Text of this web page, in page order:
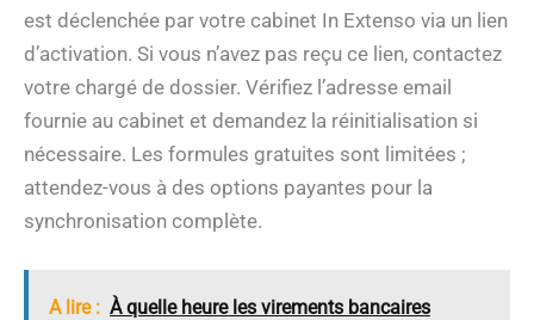
est déclenchée par votre cabinet In Extenso via un lien
d’activation. Si vous n’avez pas reçu ce lien, contactez
votre chargé de dossier. Vérifiez l’adresse email
fournie au cabinet et demandez la réinitialisation si
nécessaire. Les formules gratuites sont limitées ;
attendez-vous à des options payantes pour la
synchronisation complète.
A lire : À quelle heure les virements bancaires